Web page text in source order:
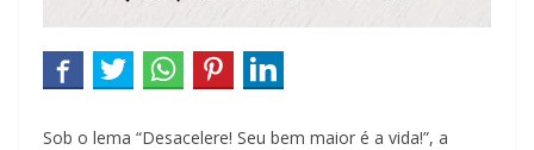
Sob o lema “Desacelere! Seu bem maior é a vida!”, a